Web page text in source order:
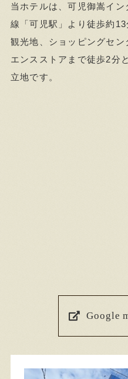
当ホテルは、可児御嵩イ
線「可児駅」より徒歩約13
観光地、ショッピングセ
エンスストアまで徒歩2分
立地です。
Google